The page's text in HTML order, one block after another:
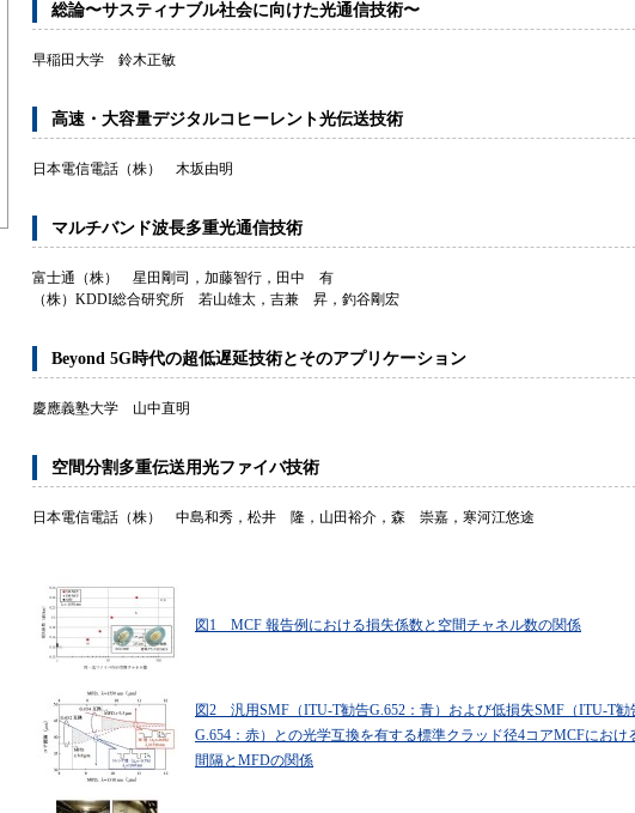
総論〜サスティナブル社会に向けた光通信技術〜
早稲田大学 鈴木正敏
高速・大容量デジタルコヒーレント光伝送技術
日本電信電話（株） 木坂由明
マルチバンド波長多重光通信技術
富士通（株） 星田剛司，加藤智行，田中 有
（株）KDDI総合研究所 若山雄太，吉兼 昇，釣谷剛宏
Beyond 5G時代の超低遅延技術とそのアプリケーション
慶應義塾大学 山中直明
空間分割多重伝送用光ファイバ技術
日本電信電話（株） 中島和秀，松井 隆，山田裕介，森 崇嘉，寒河江悠途
図1 MCF 報告例における損失係数と空間チャネル数の関係
図2 汎用SMF（ITU-T勧告G.652：青）および低損失SMF（ITU-T勧
G.654：赤）との光学互換を有する標準クラッド径4コアMCFにおけ
間隔とMFDの関係